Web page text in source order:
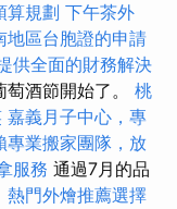
算規劃 下午茶外
地區台胞證的申請
供全面的財務解決
酒節開始了。 桃
嘉義月子中心，專
專業搬家團隊，放
服務 通過7月的品
熱門外燴推薦選擇